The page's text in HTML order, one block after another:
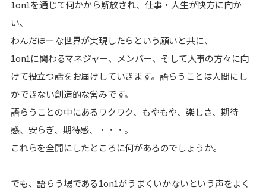
1on1を通じて何かから解放され、仕事・人生が快方に向か
い、
わんだほーな世界が実現したらという願いと共に、
1on1に関わるマネジャー、メンバー、そして人事の方々に向
けて役立つ話をお届けしていきます。語らうことは人間にし
かできない創造的な営みです。
語らうことの中にあるワクワク、もやもや、楽しさ、期待
感、安らぎ、期待感、・・・。
これらを全開にしたところに何があるのでしょうか。
でも、語らう場である1on1がうまくいかないという声をよく